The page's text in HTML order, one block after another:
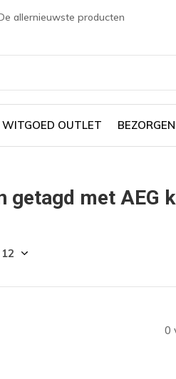
WITGOED OUTLET BEZORGEN
allernieuwste producten
getagd met AEG
0